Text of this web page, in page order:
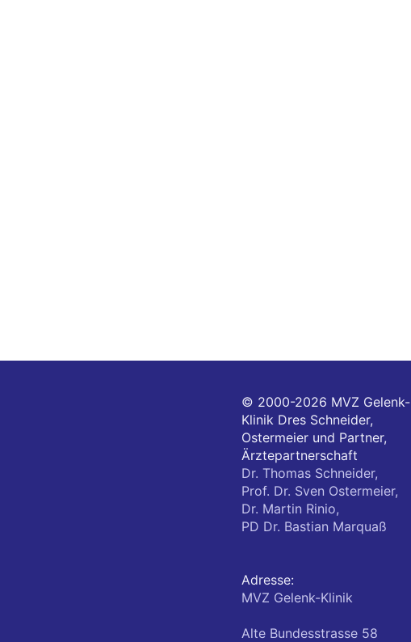
© 2000-2026 MVZ Gelenk-
Klinik Dres Schneider,
Ostermeier und Partner,
Ärztepartnerschaft
Dr. Thomas Schneider,
Prof. Dr. Sven Ostermeier,
Dr. Martin Rinio,
PD Dr. Bastian Marquaß
Adresse:
MVZ Gelenk-Klinik
Alte Bundesstrasse 58